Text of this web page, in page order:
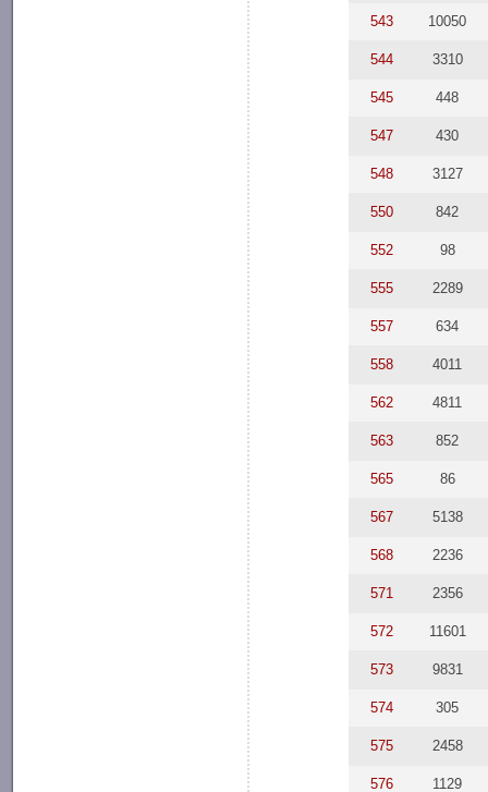
543 10050
544 3310
545 448
547 430
548 3127
550 842
552 98
555 2289
557 634
558 4011
562 4811
563 852
565 86
567 5138
568 2236
571 2356
572 11601
573 9831
574 305
575 2458
576 1129